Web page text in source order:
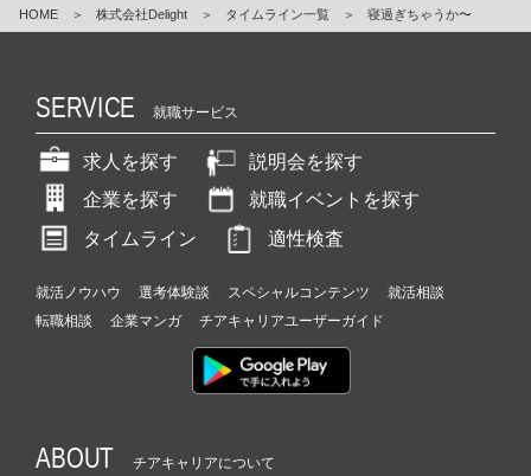
HOME ＞ 株式会社Delight ＞ タイムライン一覧 ＞ 寝過ぎちゃうか〜
SERVICE 就職サービス
求人を探す
説明会を探す
企業を探す
就職イベントを探す
タイムライン
適性検査
就活ノウハウ 選考体験談 スペシャルコンテンツ
就活相談
転職相談
企業マンガ チアキャリアユーザーガイド
ABOUT チアキャリアについて